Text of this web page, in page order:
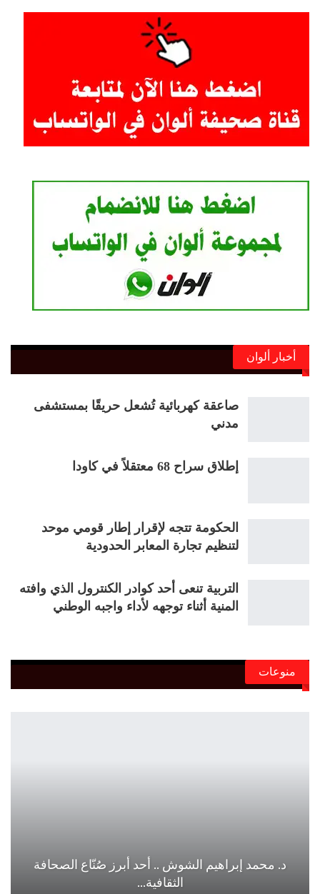
أخبار ألوان
صاعقة كهربائية تُشعل حريقًا بمستشفى
مدني
إطلاق سراح 68 معتقلاً في كاودا
الحكومة تتجه لإقرار إطار قومي موحد
لتنظيم تجارة المعابر الحدودية
التربية تنعى أحد كوادر الكنترول الذي وافته
المنية أثناء توجهه لأداء واجبه الوطني
منوعات
د. محمد إبراهيم الشوش .. أحد أبرز صُنّاع الصحافة
الثقافية…